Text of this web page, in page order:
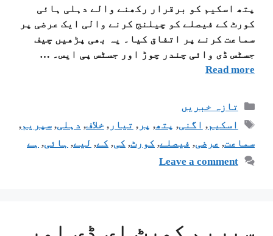
پتھ اسکیم کو برقرار رکھنے والے دہلی ہائی
کورٹ کے فیصلے کو چیلنج کرنے والی ایک عرضی پر
سماعت کرنے پر اتفاق کیا۔ یہ بھی پڑھیں چیف
جسٹس ڈی وائی چندر چوڑ اور جسٹس پی ایس۔ …
Read more
تازہ خبریں
اسکیم, اگنی, پتھ, پر, تیار,خلاف, دہلی,سپریم,
سماعت, عرضی, فیصلے, کورٹ, کی, کے, لیے, ہائی, ہے
Leave a comment